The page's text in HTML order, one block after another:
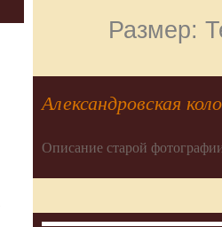
Размер:
Александровская
Описание старой